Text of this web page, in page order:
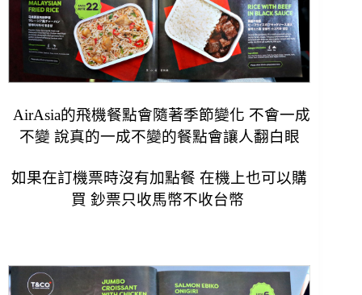
AirAsia的飛機餐點會隨著季節變化 不會一成
不變 說真的一成不變的餐點會讓人翻白眼
如果在訂機票時沒有加點餐 在機上也可以購
買 鈔票只收馬幣不收台幣